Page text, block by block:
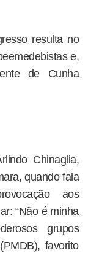
resulta no
e,
de Cunha
Chinaglia,
quando fala
aos
“Não é minha
grupos
favorito